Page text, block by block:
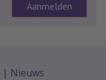
| Nieuws